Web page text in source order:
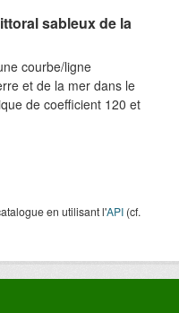
sableux de la
courbe/ligne
et de la mer dans le
de coefficient 120 et
en utilisant l'API (cf.